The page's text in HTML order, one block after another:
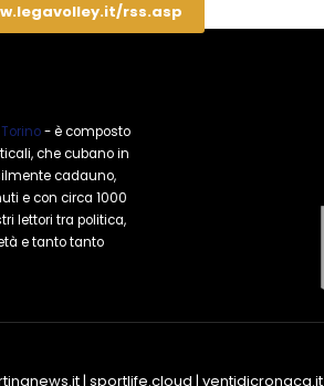
rss.asp
- è composto
che cubano in
cadauno,
e con circa 1000
lettori tra politica,
e tanto tanto
| sportlife.cloud | ventidicronaca.it